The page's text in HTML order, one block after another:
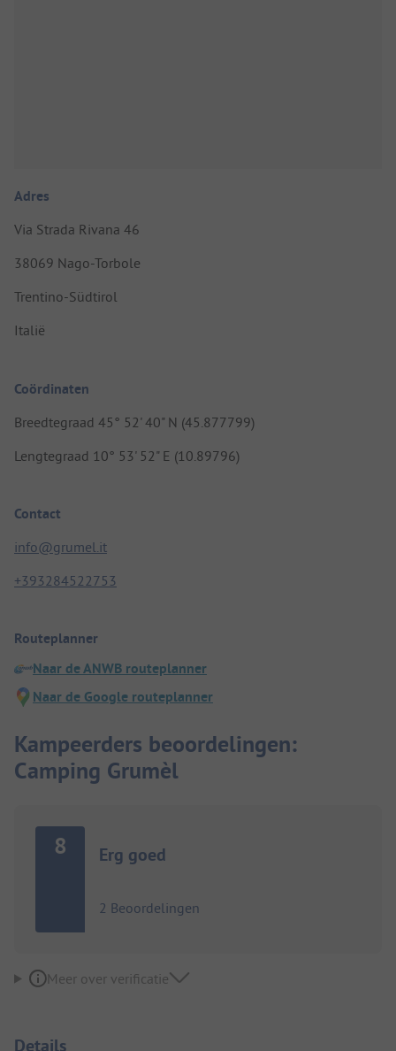
Adres
Via Strada Rivana 46
38069 Nago-Torbole
Trentino-Südtirol
Italië
Coördinaten
Breedtegraad 45° 52' 40" N (45.877799)
Lengtegraad 10° 53' 52" E (10.89796)
Contact
info@grumel.it
+393284522753
Routeplanner
Naar de ANWB routeplanner
Naar de Google routeplanner
Kampeerders beoordelingen:
Camping Grumèl
8 Erg goed
2 Beoordelingen
Meer over verificatie
Details